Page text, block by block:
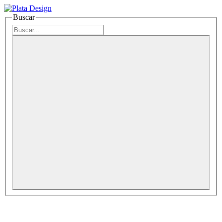
Buscar